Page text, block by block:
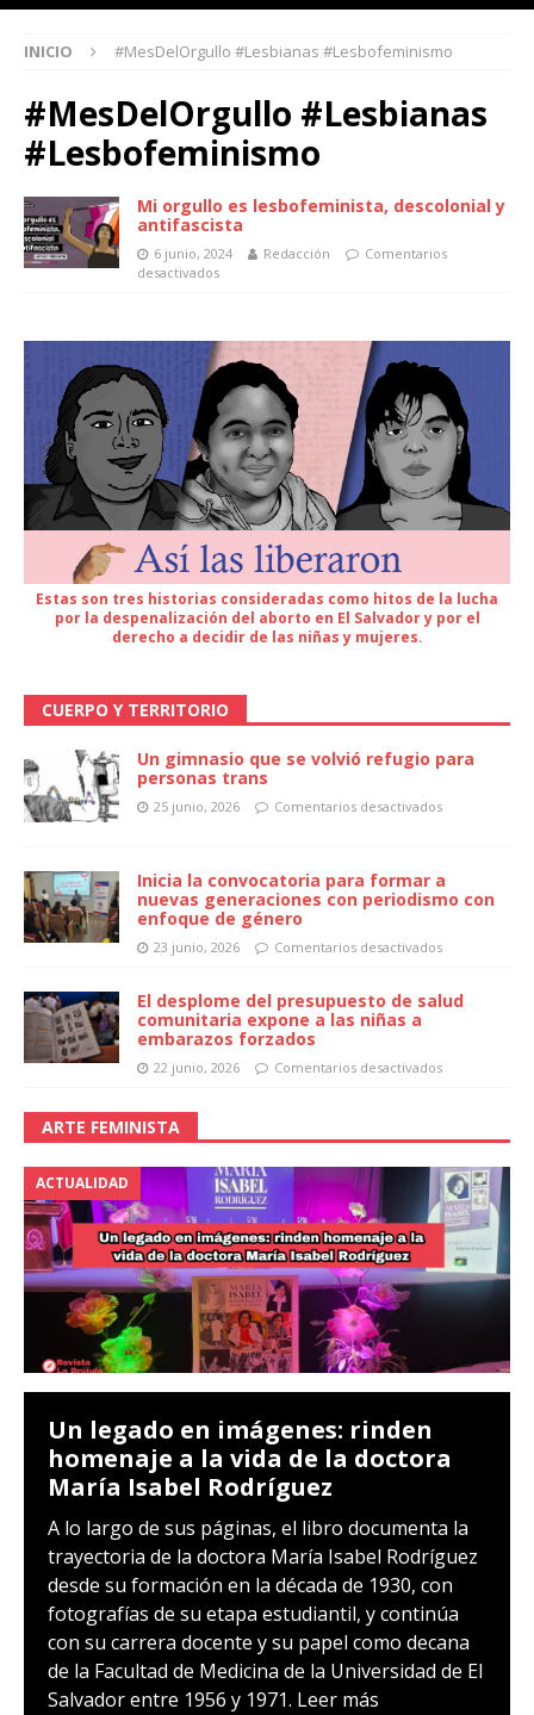
INICIO #MesDelOrgullo #Lesbianas #Lesbofeminismo
#MesDelOrgullo #Lesbianas
#Lesbofeminismo
Mi orgullo es lesbofeminista, descolonial y
antifascista
6 junio, 2024 Redacción
Comentarios
desactivados
Estas son tres historias consideradas como hitos de la lucha
por la despenalización del aborto en El Salvador y por el
derecho a decidir de las niñas y mujeres.
CUERPO Y TERRITORIO
Un gimnasio que se volvió refugio para
personas trans
25 junio, 2026 Comentarios desactivados
Inicia la convocatoria para formar a
nuevas generaciones con periodismo con
enfoque de género
23 junio, 2026 Comentarios desactivados
El desplome del presupuesto de salud
comunitaria expone a las niñas a
embarazos forzados
22 junio, 2026 Comentarios desactivados
ARTE FEMINISTA
ACTUALIDAD
Un legado en imágenes: rinden
homenaje a la vida de la doctora
María Isabel Rodríguez
A lo largo de sus páginas, el libro documenta la
trayectoria de la doctora María Isabel Rodríguez
desde su formación en la década de 1930, con
fotografías de su etapa estudiantil, y continúa
con su carrera docente y su papel como decana
de la Facultad de Medicina de la Universidad de El
Salvador entre 1956 y 1971. Leer más